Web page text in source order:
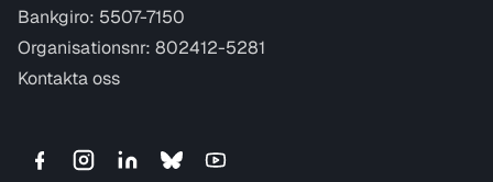
Bankgiro: 5507-7150
Organisationsnr: 802412-5281
Kontakta oss